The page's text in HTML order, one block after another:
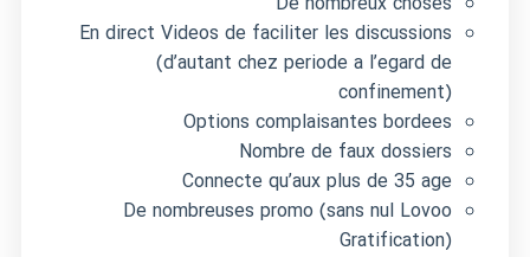
En direct Videos de faciliter les discussions
(d’autant chez periode a l’egard de
confinement)
Options complaisantes bordees
Nombre de faux dossiers
Connecte qu’aux plus de 35 age
De nombreuses promo (sans nul Lovoo
Gratification)